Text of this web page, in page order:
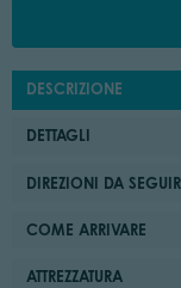
DESCRIZIONE
DETTAGLI
DIREZIONI DA
COME ARRIVARE
ATTREZZATURA